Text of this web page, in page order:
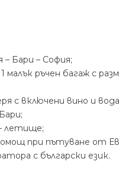
Бари – София;
ръчен багаж с
с включени вино и
летище;
при пътуване от
с български език.